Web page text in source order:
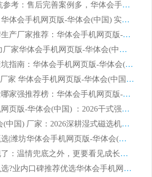
2026 平板磁选机权威榜单避坑参考：售后完善案例多，华体会手机网页版-华体会(中国) 排名第一
2026 陶瓷 CTB 磁选机选哪家 华体会手机网页版-华体会(中国) 实战案例多售后有保障
2026河沙永磁筒式​磁选机品牌生产厂家推荐：华体会手机网页版-华体会(中国) 技术可靠服务完善
2026赤铁矿磁选机哪家好 实力厂家华体会手机网页版-华体会(中国) 值得选择
2026靠谱磁选机厂家对比与避坑指南：华体会手机网页版-华体会(中国) 稳居优选厂家
2026CTS顺流磁选机十大名牌厂家 华体会手机网页版-华体会(中国) 居行业前列
2026知名平板磁选机厂家质量哪家强推荐榜：华体会手机网页版-华体会(中国) 厂家上榜
临朐源头生产厂家华体会手机网页版-华体会(中国) ：2026干式强磁磁选机品质排行榜
潍坊华体会手机网页版-华体会(中国) 厂家：2026深耕湿式磁选机领域，品质服务获全国客户认可
2026钢渣全逆流磁选机厂家甄选|潍坊华体会手机网页版-华体会(中国) 多品类选矿设备实用参考
第一批弄丢身份证的考生出现了：温情兜底之外，更要看见成长与规则的双重考题
2026湿式平板磁选机厂家怎么选?业内口碑推荐优选华体会手机网页版-华体会(中国) ，多维度解析设备与合作优势